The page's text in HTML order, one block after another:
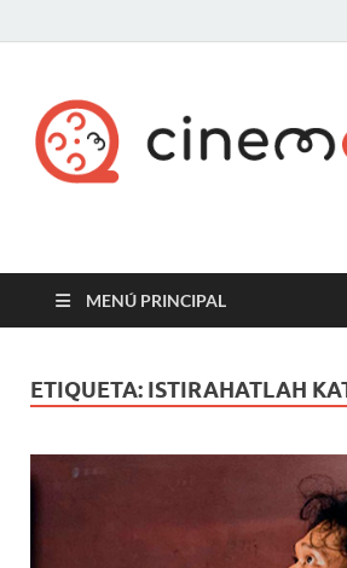
Cine maldito
MENÚ PRINCIPAL
ETIQUETA: ISTIRAHATLAH